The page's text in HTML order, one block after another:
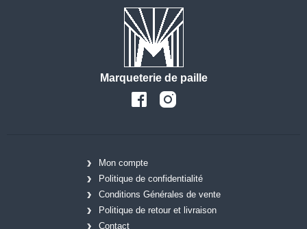
Marqueterie de paille
Mon compte
Politique de confidentialité
Conditions Générales de vente
Politique de retour et livraison
Contact